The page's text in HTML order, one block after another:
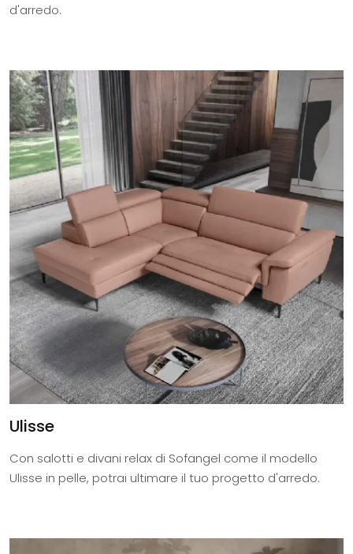
d'arredo.
Ulisse
Con salotti e divani relax di Sofangel come il modello
Ulisse in pelle, potrai ultimare il tuo progetto d'arredo.